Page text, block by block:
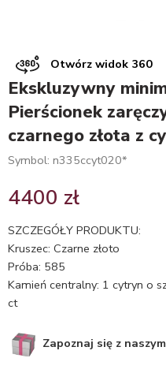
Otwórz widok 360
Ekskluzywny
Pierścionek
czarnego złota z
Symbol: n335ccyt020*
4400 zł
SZCZEGÓŁY PRODUKTU:
Kruszec: Czarne złoto
Próba: 585
Kamień centralny: 1 cytryn o
ct
Zapoznaj się z